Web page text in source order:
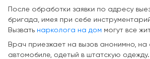
После обработки заявки по адресу
бригада, имея при себе
Вызвать нарколога на дом могут все
Врач приезжает на вызов анонимно, на
автомобиле, одетый в штатскую